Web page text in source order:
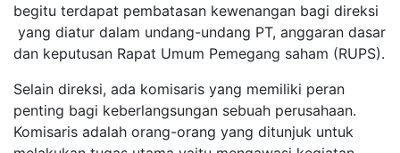
begitu terdapat pembatasan kewenangan bagi direksi
yang diatur dalam undang-undang PT, anggaran dasar
dan keputusan Rapat Umum Pemegang saham (RUPS).
Selain direksi, ada komisaris yang memiliki peran
penting bagi keberlangsungan sebuah perusahaan.
Komisaris adalah orang-orang yang ditunjuk untuk